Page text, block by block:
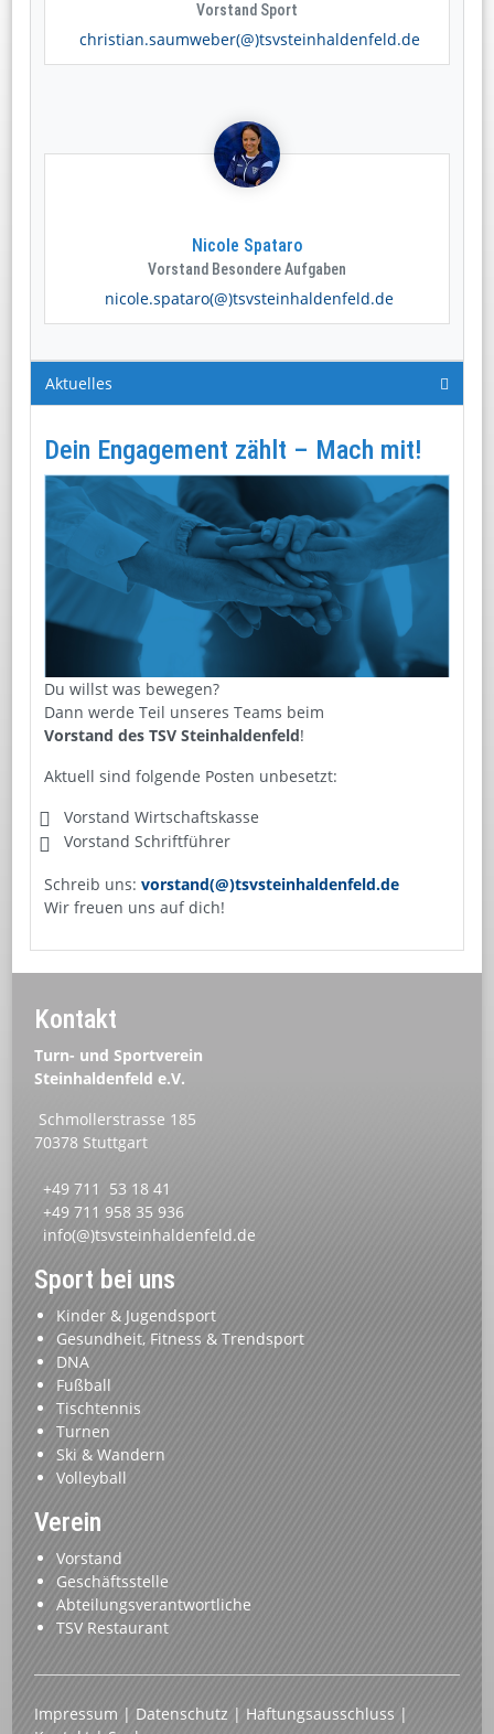
Vorstand Sport
christian.saumweber(@)tsvsteinhaldenfeld.de
Nicole Spataro
Vorstand Besondere Aufgaben
nicole.spataro(@)tsvsteinhaldenfeld.de
Aktuelles
Dein Engagement zählt – Mach mit!
Du willst was bewegen?
Dann werde Teil unseres Teams beim
Vorstand des TSV Steinhaldenfeld!
Aktuell sind folgende Posten unbesetzt:
Vorstand Wirtschaftskasse
Vorstand Schriftführer
Schreib uns:vorstand(@)tsvsteinhaldenfeld.de
Wir freuen uns auf dich!
Kontakt
Turn- und Sportverein
Steinhaldenfeld e.V.
Schmollerstrasse 185
70378 Stuttgart
+49 711 53 18 41
+49 711 958 35 936
info(@)tsvsteinhaldenfeld.de
Sport bei uns
Kinder & Jugendsport
Gesundheit, Fitness & Trendsport
DNA
Fußball
Tischtennis
Turnen
Ski & Wandern
Volleyball
Verein
Vorstand
Geschäftsstelle
Abteilungsverantwortliche
TSV Restaurant
Impressum | Datenschutz | Haftungsausschluss |